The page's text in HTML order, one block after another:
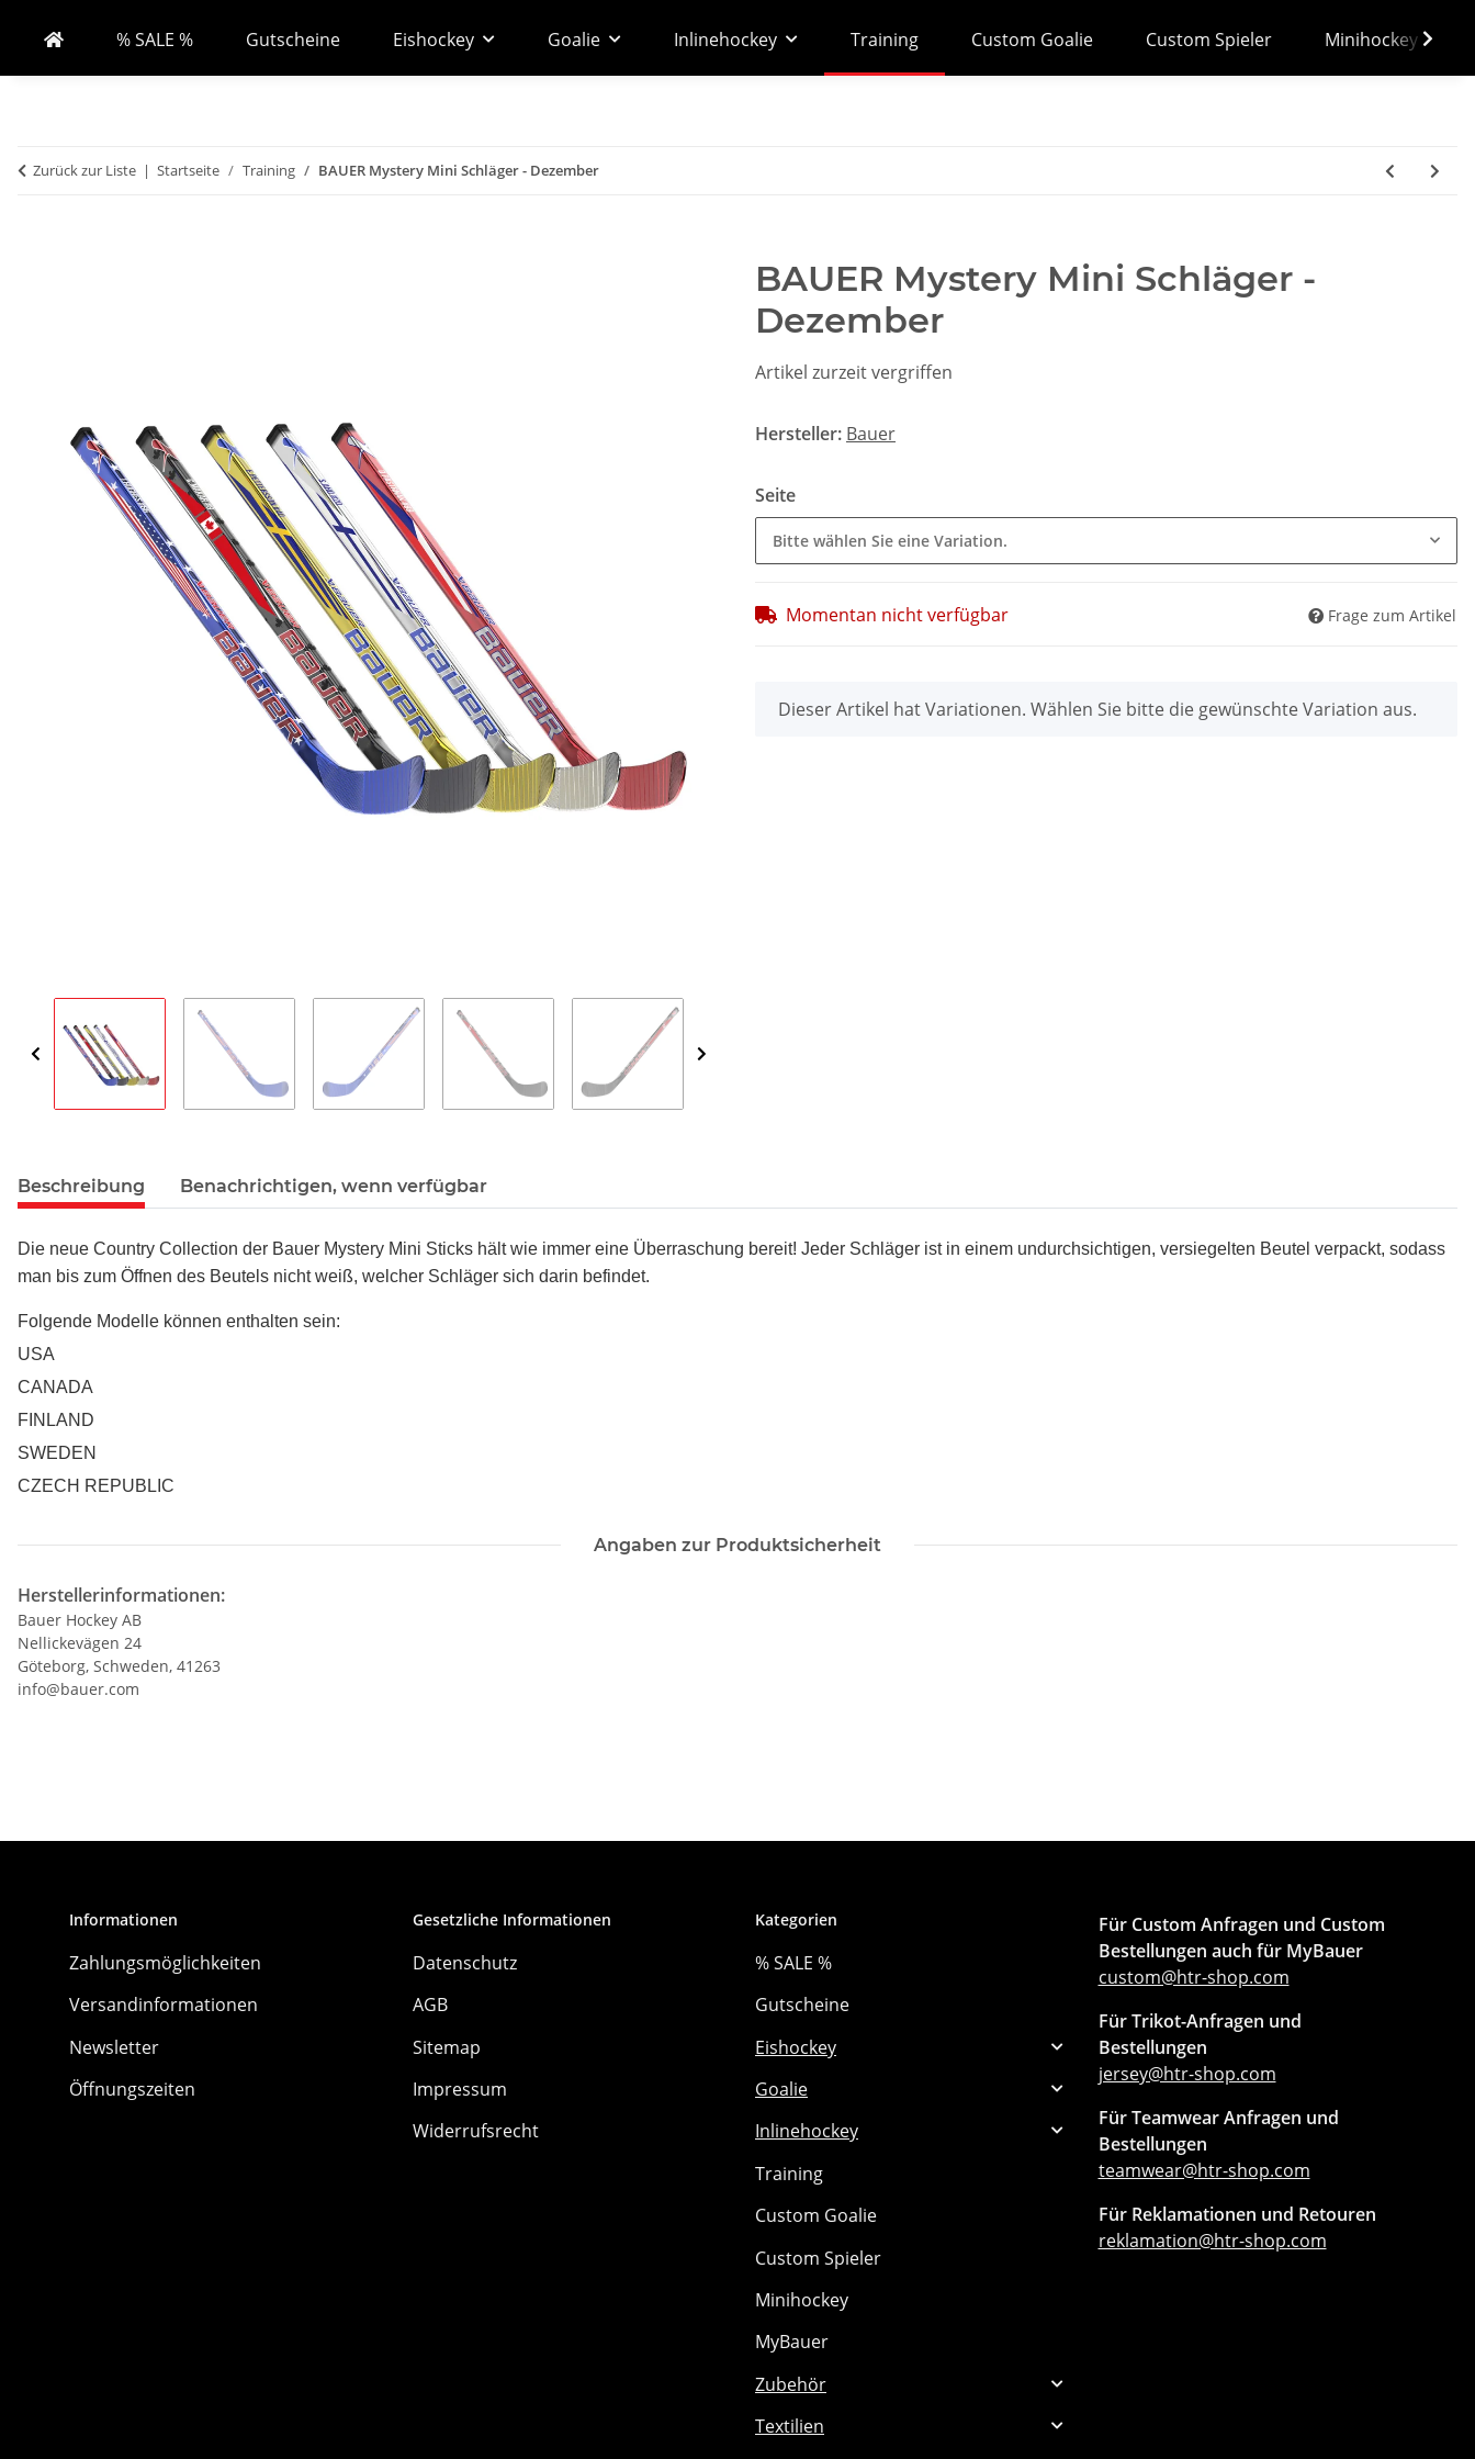
% SALE % Gutscheine Eishockey Goalie Inlinehockey Training Custom Goalie Custom Spieler Minihockey
Zurück zur Liste Startseite Training BAUER Mystery Mini Schläger - Dezember
BAUER Mystery Mini Schläger -
Dezember
Artikel zurzeit vergriffen
Hersteller: Bauer
Seite
Bitte wählen Sie eine Variation.
Momentan nicht verfügbar Frage zum Artikel
x
Dieser Artikel hat Variationen. Wählen Sie bitte die gewünschte Variation aus.
Beschreibung Benachrichtigen, wenn verfügbar
Die neue Country Collection der Bauer Mystery Mini Sticks hält wie immer eine Überraschung bereit! Jeder Schläger ist in einem undurchsichtigen, versiegelten Beutel verpackt, sodass
man bis zum Öffnen des Beutels nicht weiß, welcher Schläger sich darin befindet.
Folgende Modelle können enthalten sein:
USA
CANADA
FINLAND
SWEDEN
CZECH REPUBLIC
Angaben zur Produktsicherheit
Herstellerinformationen:
Bauer Hockey AB
Nellickevägen 24
Göteborg, Schweden, 41263
info@bauer.com
Informationen
Zahlungsmöglichkeiten
Versandinformationen
Newsletter
Öffnungszeiten
Gesetzliche Informationen
Datenschutz
AGB
Sitemap
Impressum
Widerrufsrecht
Kategorien
% SALE %
Gutscheine
Eishockey
Goalie
Inlinehockey
Training
Custom Goalie
Custom Spieler
Minihockey
MyBauer
Zubehör
Textilien
Für Custom Anfragen und Custom
Bestellungen auch für MyBauer
custom@htr-shop.com
Für Trikot-Anfragen und
Bestellungen
jersey@htr-shop.com
Für Teamwear Anfragen und
Bestellungen
teamwear@htr-shop.com
Für Reklamationen und Retouren
reklamation@htr-shop.com